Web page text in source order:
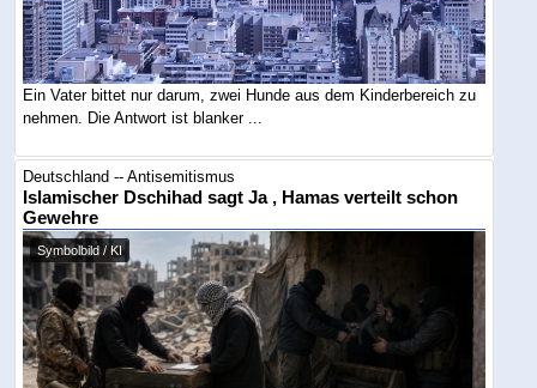
Ein Vater bittet nur darum, zwei Hunde aus dem Kinderbereich zu
nehmen. Die Antwort ist blanker ...
Deutschland -- Antisemitismus
Islamischer Dschihad sagt Ja , Hamas verteilt schon
Gewehre
Symbolbild / KI